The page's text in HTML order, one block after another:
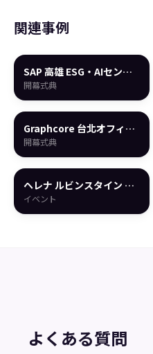
関連事例
SAP 高雄 ESG・AIセンタ
ー 開幕
開幕式典
Graphcore 台北オフィス
開幕式典
開幕式典
ヘレナ ルビンスタイン 中
壢SOGO店 オープン
イベント
よくある質問